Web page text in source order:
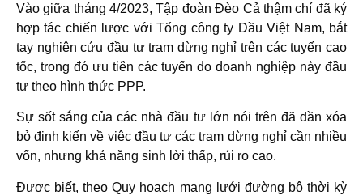
Vào giữa tháng 4/2023, Tập đoàn Đèo Cả thậm chí đã ký
hợp tác chiến lược với Tổng công ty Dầu Việt Nam, bắt
tay nghiên cứu đầu tư trạm dừng nghỉ trên các tuyến cao
tốc, trong đó ưu tiên các tuyến do doanh nghiệp này đầu
tư theo hình thức PPP.
Sự sốt sắng của các nhà đầu tư lớn nói trên đã dần xóa
bỏ định kiến về việc đầu tư các trạm dừng nghỉ cần nhiều
vốn, nhưng khả năng sinh lời thấp, rủi ro cao.
Được biết, theo Quy hoạch mạng lưới đường bộ thời kỳ